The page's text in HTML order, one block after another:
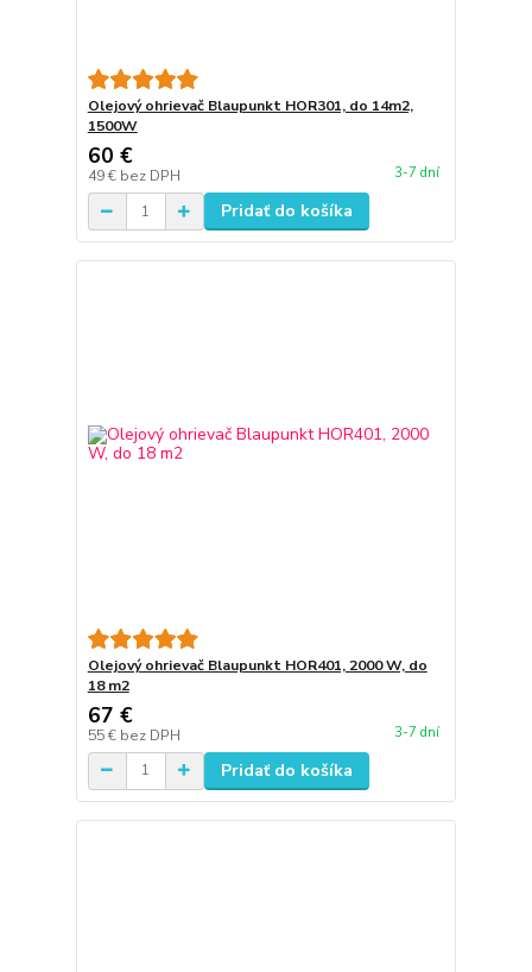
Olejový ohrievač Blaupunkt HOR301, do 14m2,
1500W
60 €
49 € bez DPH 3-7 dní
Pridať do košíka
Olejový ohrievač Blaupunkt HOR401, 2000 W, do
18 m2
67 €
55 € bez DPH 3-7 dní
Pridať do košíka